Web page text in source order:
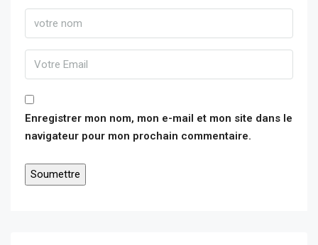
Enregistrer mon nom, mon e-mail et mon site dans le
navigateur pour mon prochain commentaire.